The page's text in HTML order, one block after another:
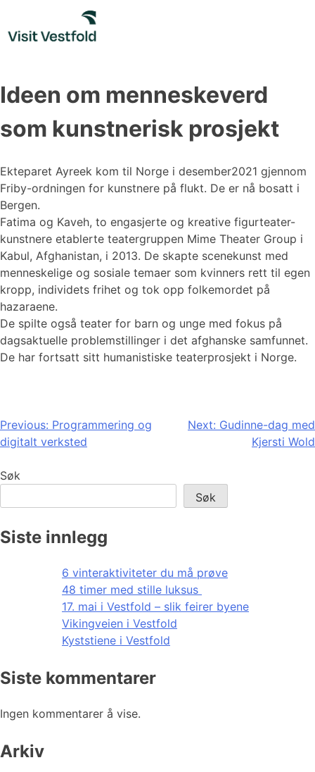
content
Ideen om menneskeverd
som kunstnerisk prosjekt
Ekteparet Ayreek kom til Norge i desember2021 gjennom
Friby-ordningen for kunstnere på flukt. De er nå bosatt i
Bergen.
Fatima og Kaveh, to engasjerte og kreative figurteater-
kunstnere etablerte teatergruppen Mime Theater Group i
Kabul, Afghanistan, i 2013. De skapte scenekunst med
menneskelige og sosiale temaer som kvinners rett til egen
kropp, individets frihet og tok opp folkemordet på
hazaraene.
De spilte også teater for barn og unge med fokus på
dagsaktuelle problemstillinger i det afghanske samfunnet.
De har fortsatt sitt humanistiske teaterprosjekt i Norge.
Innleggsnavigasjon
Previous: Programmering og
digitalt verksted
Next: Gudinne-dag med
Kjersti Wold
Søk
Søk
Siste innlegg
6 vinteraktiviteter du må prøve
48 timer med stille luksus
17. mai i Vestfold – slik feirer byene
Vikingveien i Vestfold
Kyststiene i Vestfold
Siste kommentarer
Ingen kommentarer å vise.
Arkiv